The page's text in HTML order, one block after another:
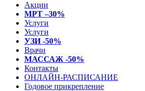
Акции
МРТ –30%
Услуги
Услуги
УЗИ -50%
Врачи
МАССАЖ -50%
Контакты
ОНЛАЙН-РАСПИСАНИЕ
Годовое прикрепление